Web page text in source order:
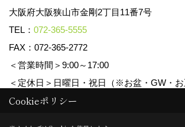
大阪府大阪狭山市金剛2丁目11番7号
TEL： 072-365-5555
FAX：072-365-2772
＜営業時間＞9:00～17:00
＜定休日＞日曜日・祝日（※お盆・GW・お
Cookieポリシー